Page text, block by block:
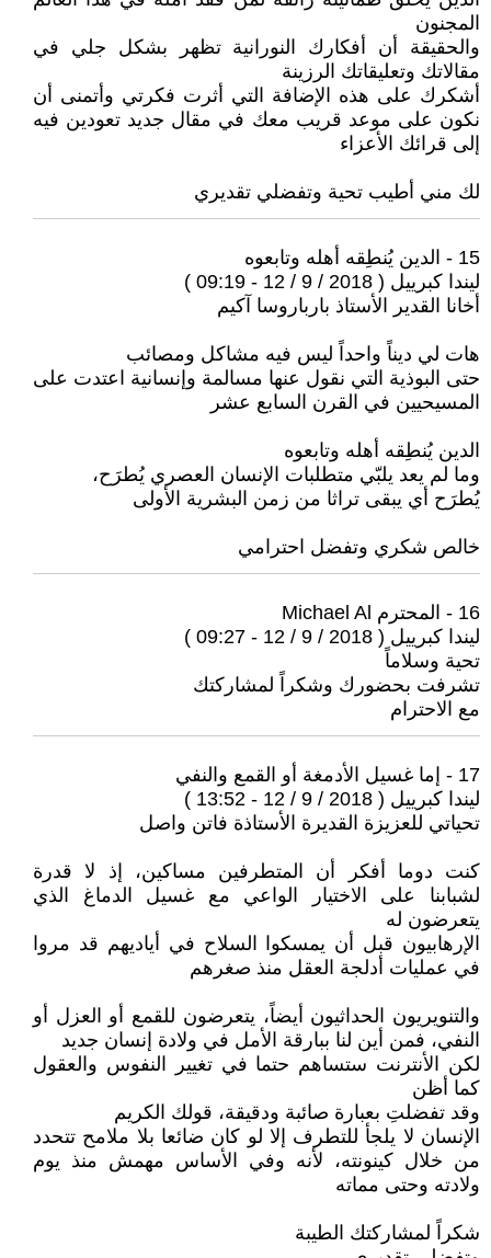
المجنون
والحقيقة أن أفكارك النورانية تظهر بشكل جلي في
مقالاتك وتعليقاتك الرزينة
أشكرك على هذه الإضافة التي أثرت فكرتي وأتمنى أن
نكون على موعد قريب معك في مقال جديد تعودين فيه
إلى قرائك الأعزاء
لك مني أطيب تحية وتفضلي تقديري
15 - الدين يُنطِقه أهله وتابعوه
ليندا كبرييل ( 2018 / 9 / 12 - 09:19 )
أخانا القدير الأستاذ بارباروسا آكيم
هات لي ديناً واحداً ليس فيه مشاكل ومصائب
حتى البوذية التي نقول عنها مسالمة وإنسانية اعتدت على
المسيحيين في القرن السابع عشر
الدين يُنطِقه أهله وتابعوه
وما لم يعد يلبّي متطلبات الإنسان العصري يُطرَح،
يُطرَح أي يبقى تراثا من زمن البشرية الأولى
خالص شكري وتفضل احترامي
16 - المحترم Michael Al
ليندا كبرييل ( 2018 / 9 / 12 - 09:27 )
تحية وسلاماً
تشرفت بحضورك وشكراً لمشاركتك
مع الاحترام
17 - إما غسيل الأدمغة أو القمع والنفي
ليندا كبرييل ( 2018 / 9 / 12 - 13:52 )
تحياتي للعزيزة القديرة الأستاذة فاتن واصل
كنت دوما أفكر أن المتطرفين مساكين، إذ لا قدرة
لشبابنا على الاختيار الواعي مع غسيل الدماغ الذي
يتعرضون له
الإرهابيون قبل أن يمسكوا السلاح في أياديهم قد مروا
في عمليات أدلجة العقل منذ صغرهم
والتنويريون الحداثيون أيضاً، يتعرضون للقمع أو العزل أو
النفي، فمن أين لنا ببارقة الأمل في ولادة إنسان جديد
لكن الأنترنت ستساهم حتما في تغيير النفوس والعقول
كما أظن
وقد تفضلتِ بعبارة صائبة ودقيقة، قولك الكريم
الإنسان لا يلجأ للتطرف إلا لو كان ضائعا بلا ملامح تتحدد
من خلال كينونته، لأنه وفي الأساس مهمش منذ يوم
ولادته وحتى مماته
شكراً لمشاركتك الطيبة